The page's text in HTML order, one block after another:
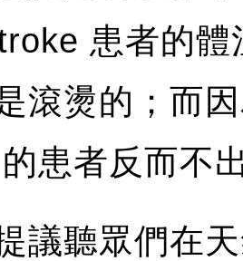
患者的體
滾燙的；而
患者反而不
議聽眾們在